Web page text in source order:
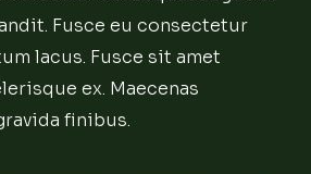
Fusce eu consectetur
lacus. Fusce sit amet
ex. Maecenas
finibus.